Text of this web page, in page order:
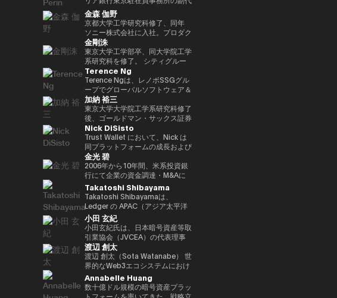
ります。 2018年以降、Yat氏は
ゲーム業界におけるブロックチェ
ーンおよびNFT（非代替性トーク
ン）の活用を早期から提唱してき
ました。これにより、ゲーマーは
ゲーム内資産やデータ、ひいては
価値そのものを真に所有できるよ
うになると考えられています。分
散型アプリケーションとデジタル
資産の可能性を明確に見据えた
Yat氏は、Animoca Brandsをブ
ロックチェーン、ゲーム、NFT、
そしてオープン・メタバース分野
におけるリーダー的地位へと迅速
に導きました。Animoca Brands
はNFTを中心とした複数の子会社
や製品群を展開しており、さらに
540社を超えるブロックチェーン
関連企業に投資を行い、世界最大
級のブロックチェーン投資ポート
フォリオを築いています。 Yat氏
はこれまでに数多くの栄誉を受け
ており、世界経済フォーラムの
「Global Leader of
Tomorrow」、DHL/SCMP
Awardsの「Young
Entrepreneur of the Year」、さ
らにCointelegraphによる「ブロ
ックチェーン業界で注目すべき
100人」の一人にも選ばれていま
す。 また、Yat氏はクラシック音
CNBC により「クリプト界のゴ
ッドファーザー（the Godfather
of Crypto）」と称されている。
2013年には BitAngels を、2014
年には BitAngels Fund 1 を共同
設立。同ファンドは、イーサリア
ムのクラウドセールにおいて、1
トークン30セントという価格で
100万ドルを投資したことで知ら
れている。 ターピンは2015年に
「ビットコイン四季モデル
（Four Seasons of Bitcoin）」
を開発した人物でもあり、2024
年に Skyhorse Publishing から
刊行された著書『Bitcoin
Supercycle』は高い評価を受
け、2024年11月上旬におけるビ
ットコインの史上最高値更新を正
確に予測したことで注目を集め
た。 デジタル資産分野に参入す
る以前には、Market Wire（現
GlobeNewswire） を創業。同社
は現在、Apollo Global
Management 傘下で約5億ドル
規模の事業部門となっている。ま
た、消費者向けインターネット黎
明期におけるマーケティングの先
駆者として、The Motley Fool、
America Online Greenhouse、
Earthlink の立ち上げをはじめ、
数十に及ぶ著名なインターネット
し、金融庁登録に貢献。2020年3
月より同社日本代表就任。 2022
年7月Binance日本代表に就任。
オックスフォード大学経営学修士
（MBA）修了。
Best Market Makerとして毎年表
彰されるとともに、暗号資産等の
デジタルアセットや海外の暗号資
産ETFも積極的にマーケットメイ
クを行い、上場企業である同社は
伝統金融とデジタルアセット業界
の懸け橋としての強みを持つ。
市場インフラ委員会（CPMI）、
G7デジタル決済専門家グループ
（2023年共同議長）、金融安定
委員会（FSB）イノベーションネ
ットワーク、BIS・中央銀行
CBDCグループなど、国際的な政
策協議体にも幅広く従事。 日本
銀行では、他に長崎支店長、香港
事務所長、金融機構局国際課長
（バーゼル規制担当）、国際局企
画役等を歴任。財務省では国際機
構課企画官として国際金融
（FATF、FSB等）を担当。 一橋
大学法学部卒業。ハーバード大学
でComputer Science for AIを履
修。
日本にて従事。2025年1月よりグ
ローバル・プロダクト・ソリュー
ション部を兼務し、同部内でトラ
ンジション・マネジメントを統
括。
任。Web3企業の Animoca
Brands 株式会社にて創業時より
COOとして参画した後、2024年
3月より現職。
表です。この職務において、日
本、韓国、台湾、オーストラリ
ア、ニュージーランドにおける経
済政策論議ならびにマクロ経済・
金融動向の分析を担当していま
す。また、現地の金融・監督当
局、機関投資家、ビジネスコミュ
ニティとの対話を通じて、イタリ
ア経済への理解促進と、二国間の
経済・金融関係のさらなる強化に
取り組んでいます。 中央銀行、
銀行監督当局、ならびに欧州中央
銀行（ECB）や欧州投資銀行
（EIB）を含む国際金融機関にお
いて15年以上の経験を有し、金
融規制、ガバナンス、コンプライ
アンスの分野で深い専門性を備え
ています。 ローマ大学トル・ヴ
ェルガータ校にて、健全性規制お
よび監督当局の制裁権限をテーマ
とする法学博士号を取得していま
す。
金森 伽野
京都大学工学研究科修了、同年
ソニー株式会社に入社。プロダク
ト設計開発・商品企画・マーケテ
ィング業務に従事。その後、ネッ
ト証券でフィンテック新規事業立
ち上げ、カスタマーエクスペリエ
ンス、CX戦略推進などを経験。
2022年 ソニー銀行入社、現在は
ソニー銀行 DX事業企画部長とし
てweb3関連の新規事業企画を推
進。
金剛洙
東京大学工学部卒、同大学院工学
系研究科を修了。 シティグルー
プ証券株式会社に入社し、日本国
債・金利デリバティブのトレーデ
ィング業務に従事。 その後、株
式会社松尾研究所に参画し、機械
学習プロジェクトの企画から
PoC、開発を一貫して担当。
2022年より同社取締役に就任、
また生成AIに特化したVCファン
ドを新設。
Terence Ng
Terence Ngは、レノボSSGグル
ープでグローバルソフトウェア＆
マネージドサービスビジネスを率
いています。彼は、戦略的な
Microsoft Cloud Solution
Provider（CSP）プログラムを推
進し、Microsoftと連携して関連
するサービスソリューション全体
を推進する責任を負っています。
彼は、セキュリティ、ソフトウェ
ア、クラウド、AIエコシステムに
おける主要な戦略的パートナーシ
ップと販売を、グローバル市場全
体で主導しています。 2011年に
レノボに参加して以来、Terence
Ngは、セキュリティ、エンター
テインメント、Eコマース、フィ
ンテックなどのセクターにわたる
主要なインターネット企業とのレ
ノボのパートナーシップをグロー
バルにリードしてきました。ま
た、戦略的なAR/VRパートナー
シップも推進しました。
加納 裕三
東京大学大学院工学系研究科修了
後、ゴールドマン・サックス証券
株式会社等を経て、2014年に株
式会社bitFlyerを共同創業。
bitFlyer創業以降、暗号資産の国
内の法改正に関する提言や自主規
制ルールの策定等に尽力すると共
に、暗号資産交換業者である
bitFlyer USA, Inc.のCEO、
bitFlyer EUROPE S.A.のチェアマ
ンを歴任。グローバルな視点で暗
号資産交換業業界の発展に貢献。
2018年に自主規制団体である一
般社団法人日本仮想通貨交換業協
会（現、一般社団法人日本暗号資
産等取引業協会：JVCEA）を発
起人として設立。内閣官房主催の
官民データ活用推進基本計画実行
委員会にも有識者として出席。
現在、株式会社bitFlyer
Nick DiSisto
Trust Wallet において、Nick は
同プラットフォームの成長および
ユーザー体験の中核を担う、戦略
的イニシアティブおよびエコシス
テム・パートナーシップを統括し
ている。 彼の取り組みは、DeFi
連携、法定通貨のオン／オフラン
プ、MEV（最大抽出価値）対
策、そしてコア・インフラパート
ナーシップなど、幅広い重要領域
に及び、世界中の何百万人ものユ
ーザーにとって、暗号資産をより
使いやすく、安全で、スケーラブ
ルなものにすることを目的として
いる。 Nick は、プロダクト、セ
キュリティ、エンジニアリング、
マーケティングといった各部門と
金光 碧
2006年から10年間、米系投資銀
行にて企業の資金調達・M&Aに
係るデリバティブストラクチャリ
ング業務に従事。2016年に株式
会社bitFlyer入社後、CFOやPRを
経て財務規制関連体制整備 を担
当。2022年より新規事業を担当
し、現在はグループCPO。2025
年より株式会社Custodiem 取締
役として、国内暗号資産ETF組成
プロジェクト等を推進。
Takatoshi Shibayama
Takatoshi Shibayamaは、
Ledger の APAC（アジア太平洋
地域）統括責任者（Head of
APAC）を務めている。Web3 業
界および機関投資家向けに、デジ
タル資産のセキュリティソリュー
ション提供を統括している。 こ
れまで 17年以上にわたり、企業
再生・ディストレスト投資分野の
アナリストおよび投資家として活
躍。JPMorgan や Goldman
小田 玄紀
小田玄紀氏は、日本暗号資産等取
引業協会（JVCEA）の代表理事
（会長）、SBIホールディングス
の常務執行役員、そして株式会社
ビットポイントジャパンの代表取
締役を務める起業家、投資家、ビ
ジネス再生の専門家です。2001
年に自身の会社を設立して以降、
渡辺 創太
渡辺 創太（Sota Watanabe） 世
界的なWeb3エコシステムにおけ
るパイオニアであり、日本を代表
するテック起業家の一人。
Startale Groupの創業者兼CEO
Annabelle Huang
数十億ドル規模の暗号資産プラッ
トフォームを率いてきた、戦略立